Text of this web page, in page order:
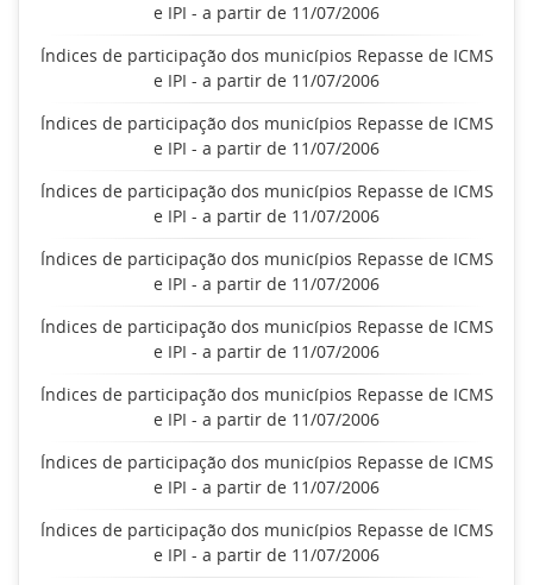
e IPI - a partir de 11/07/2006
Índices de participação dos municípios Repasse de ICMS
e IPI - a partir de 11/07/2006
Índices de participação dos municípios Repasse de ICMS
e IPI - a partir de 11/07/2006
Índices de participação dos municípios Repasse de ICMS
e IPI - a partir de 11/07/2006
Índices de participação dos municípios Repasse de ICMS
e IPI - a partir de 11/07/2006
Índices de participação dos municípios Repasse de ICMS
e IPI - a partir de 11/07/2006
Índices de participação dos municípios Repasse de ICMS
e IPI - a partir de 11/07/2006
Índices de participação dos municípios Repasse de ICMS
e IPI - a partir de 11/07/2006
Índices de participação dos municípios Repasse de ICMS
e IPI - a partir de 11/07/2006